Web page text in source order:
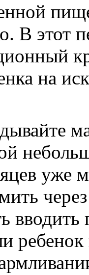
В этот
на
уже
вводить